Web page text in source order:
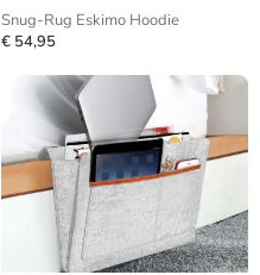
Snug-Rug Eskimo Hoodie
€ 54,95